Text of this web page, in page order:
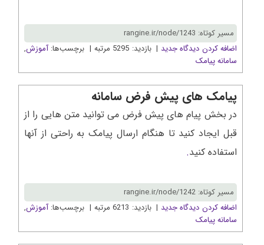
مسیر کوتاه: rangine.ir/node/1243
اضافه کردن دیدگاه جدید | بازدید: 5295 مرتبه | برچسب‌ها: آموزش,
سامانه پیامک
پیامک های پیش فرض سامانه
در بخش پیام های پیش فرض می توانید متن هایی را از
قبل ایجاد کنید تا هنگام ارسال پیامک به راحتی از آنها
استفاده کنید.
مسیر کوتاه: rangine.ir/node/1242
اضافه کردن دیدگاه جدید | بازدید: 6213 مرتبه | برچسب‌ها: آموزش,
سامانه پیامک